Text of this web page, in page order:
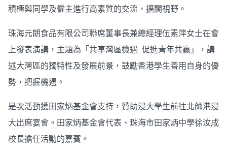
積極與同學及僱主進行高素質的交流，擴闊視野。
珠海元朗食品有限公司聯席董事長兼總經理伍素萍女士在會
上發表演講，主題為「共享灣區機遇 促進青年共贏」，講
述大灣區的獨特性及發展前景，鼓勵香港學生善用自身的優
勢，把握機遇。
是次活動獲田家炳基金會支持，贊助浸大學生前往北師港浸
大出席宴會。田家炳基金會代表、珠海市田家炳中學徐汝成
校長擔任活動的嘉賓。